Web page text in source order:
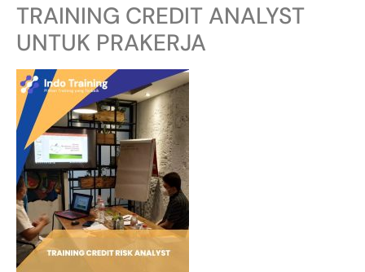
TRAINING CREDIT ANALYST
UNTUK PRAKERJA